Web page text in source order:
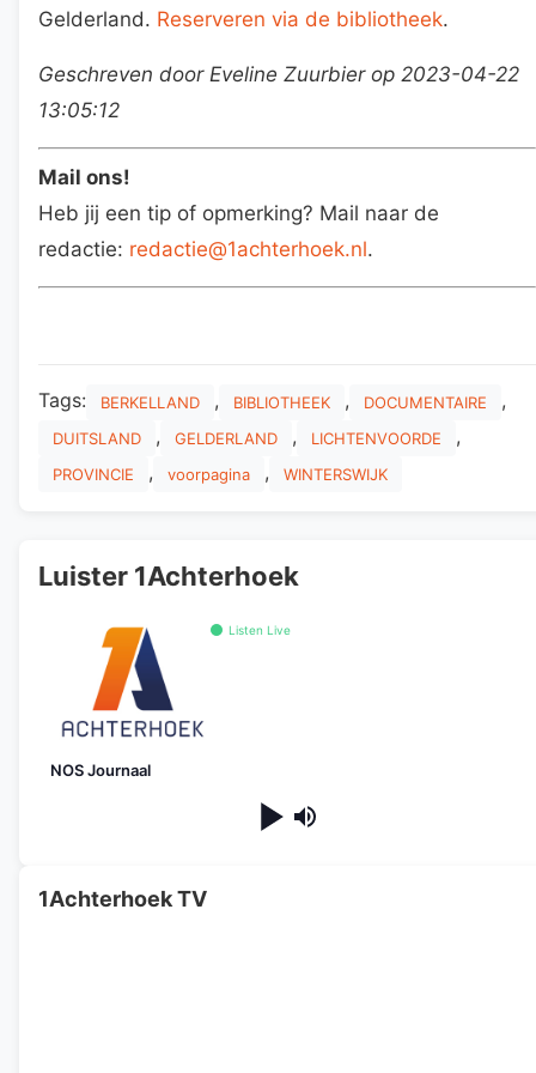
Gelderland. Reserveren via de bibliotheek.
Geschreven door Eveline Zuurbier op 2023-04-22
13:05:12
Mail ons!
Heb jij een tip of opmerking? Mail naar de
redactie: redactie@1achterhoek.nl.
Tags: BERKELLAND , BIBLIOTHEEK , DOCUMENTAIRE ,
DUITSLAND , GELDERLAND , LICHTENVOORDE ,
PROVINCIE , voorpagina , WINTERSWIJK
Luister 1Achterhoek
Listen Live
NOS Journaal
1Achterhoek TV